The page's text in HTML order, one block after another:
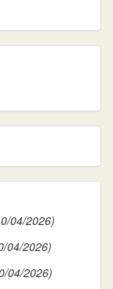
04/2026)
04/2026)
04/2026)